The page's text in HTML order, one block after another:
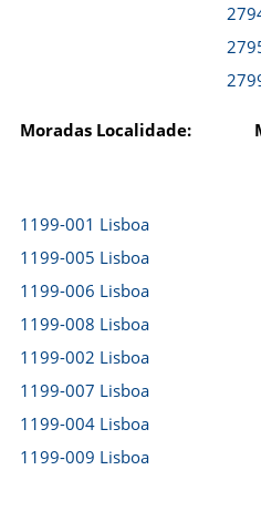
Moradas Localidade:
1199-001 Lisboa
1199-005 Lisboa
1199-006 Lisboa
1199-008 Lisboa
1199-002 Lisboa
1199-007 Lisboa
1199-004 Lisboa
1199-009 Lisboa